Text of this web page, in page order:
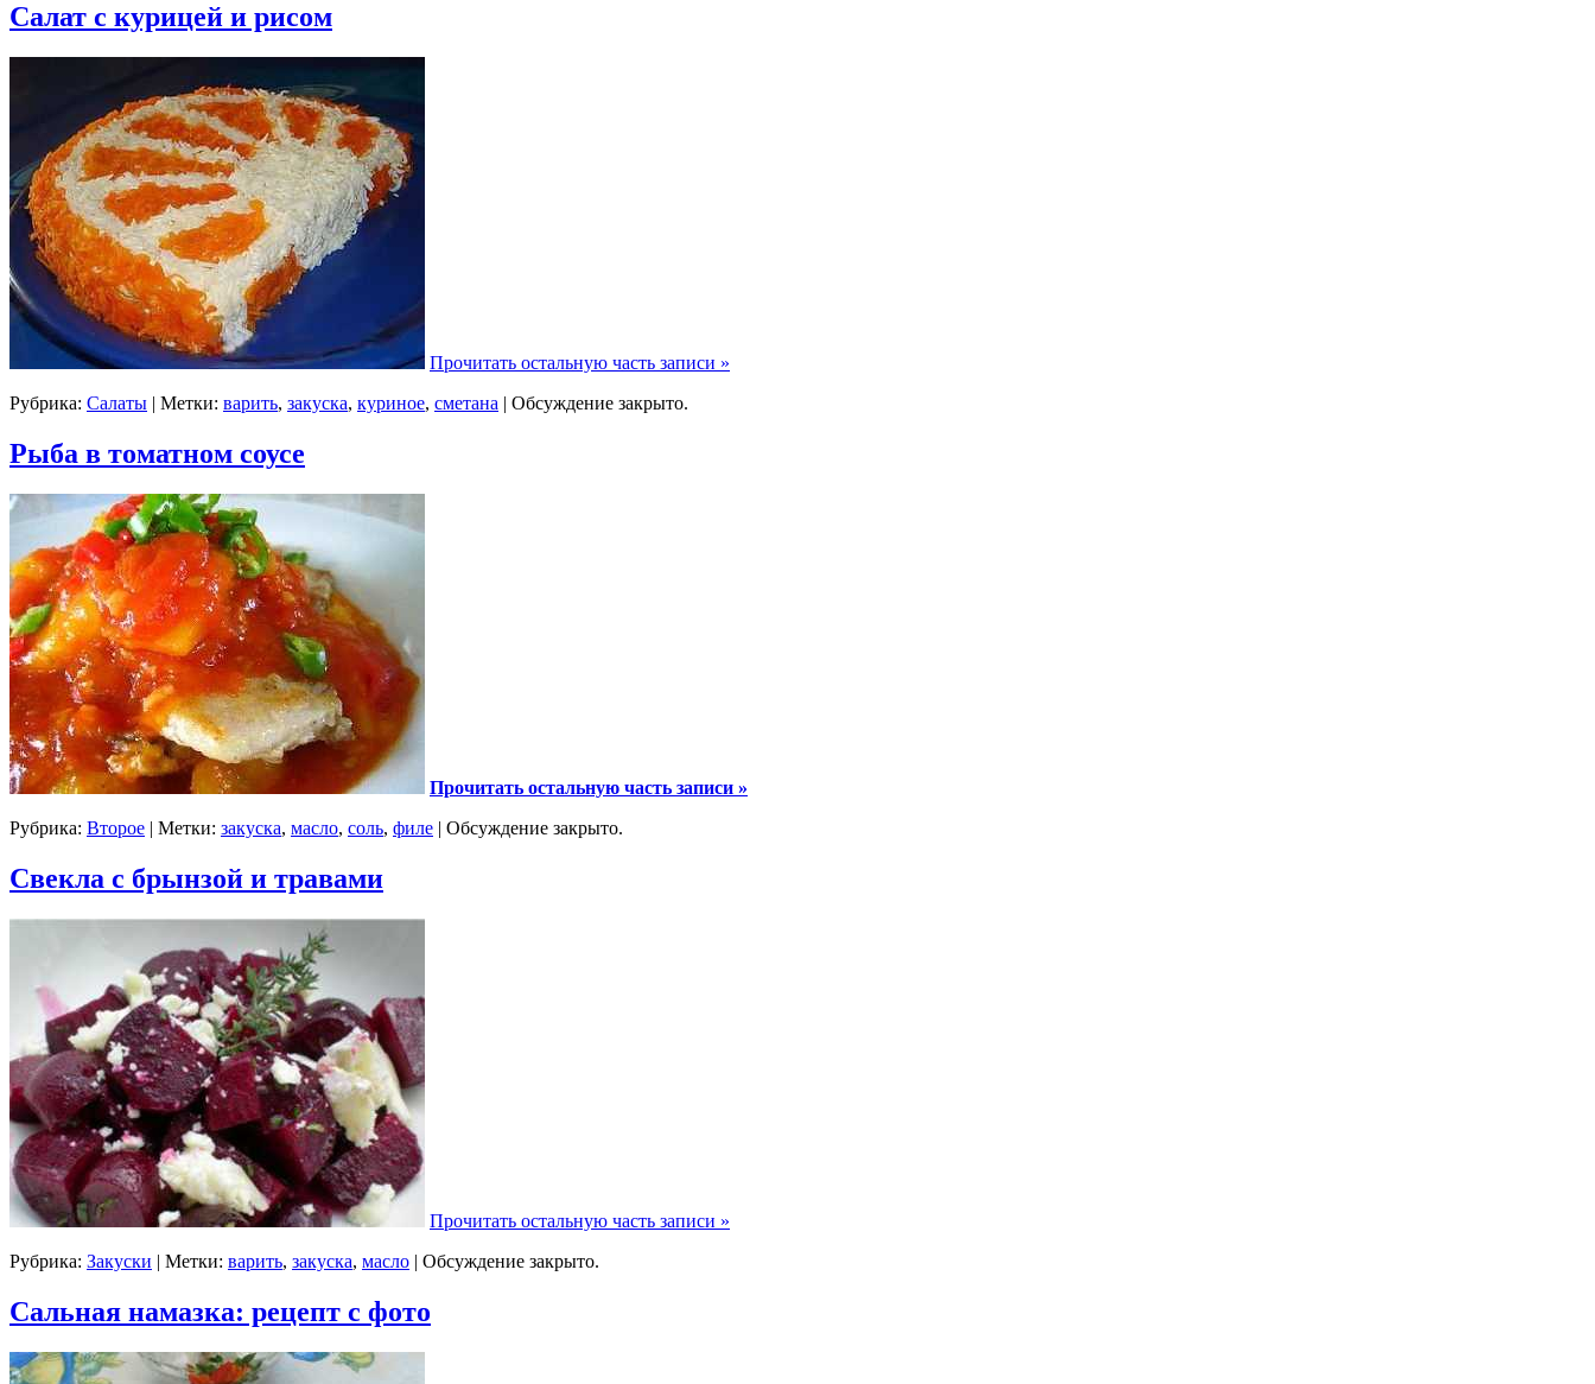
Салат с курицей и рисом
Прочитать остальную часть записи »
Рубрика: Салаты | Метки: варить, закуска, куриное, сметана | Обсуждение закрыто.
Рыба в томатном соусе
Прочитать остальную часть записи »
Рубрика: Второе | Метки: закуска, масло, соль, филе | Обсуждение закрыто.
Свекла с брынзой и травами
Прочитать остальную часть записи »
Рубрика: Закуски | Метки: варить, закуска, масло | Обсуждение закрыто.
Сальная намазка: рецепт с фото